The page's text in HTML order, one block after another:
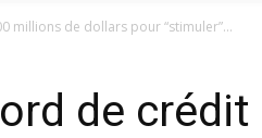
millions de dollars pour “stimuler”...
de crédit